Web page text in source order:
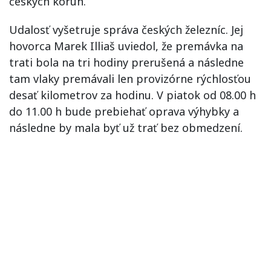
Udalosť vyšetruje správa českých železníc. Jej
hovorca Marek Illiaš uviedol, že premávka na
trati bola na tri hodiny prerušená a následne
tam vlaky premávali len provizórne rýchlosťou
desať kilometrov za hodinu. V piatok od 08.00 h
do 11.00 h bude prebiehať oprava výhybky a
následne by mala byť už trať bez obmedzení.